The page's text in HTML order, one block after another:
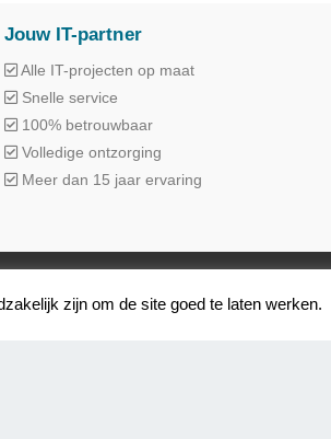
Jouw IT-partner
Alle IT-projecten op maat
Snelle service
100% betrouwbaar
Volledige ontzorging
Meer dan 15 jaar ervaring
zijn om de site goed te laten werken.